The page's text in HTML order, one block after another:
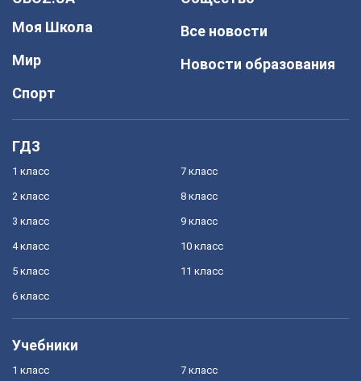
Моя Школа
Мир
Спорт
Все новости
Новости образования
ГДЗ
1 класс
2 класс
3 класс
4 класс
5 класс
6 класс
7 класс
8 класс
9 класс
10 класс
11 класс
Учебники
1 класс 7 класс